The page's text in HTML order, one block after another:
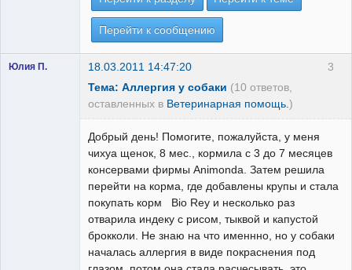
Перейти к сообщению
3
Юлия П.
18.03.2011 14:47:20
Тема: Аллергия у собаки (10 ответов,
оставленных в Ветеринарная помощь.)
Добрый день! Помогите, пожалуйста, у меня
чихуа щенок, 8 мес., кормила с 3 до 7 месяцев
консервами фирмы Animonda. Затем решила
перейти на корма, где добавлены крупы и стала
покупать корм Bio Rey и несколько раз
отварила индеку с рисом, тыквой и капустой
брокколи. Не знаю на что именнно, но у собаки
началась аллергия в виде покраснения под